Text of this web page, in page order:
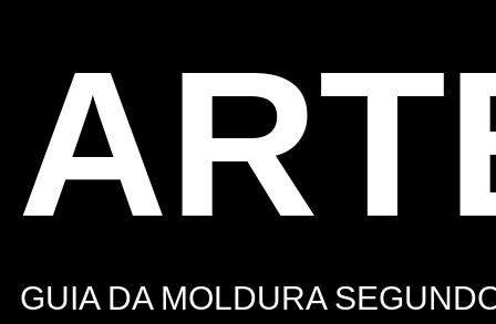
GUIA DA MOLDURA